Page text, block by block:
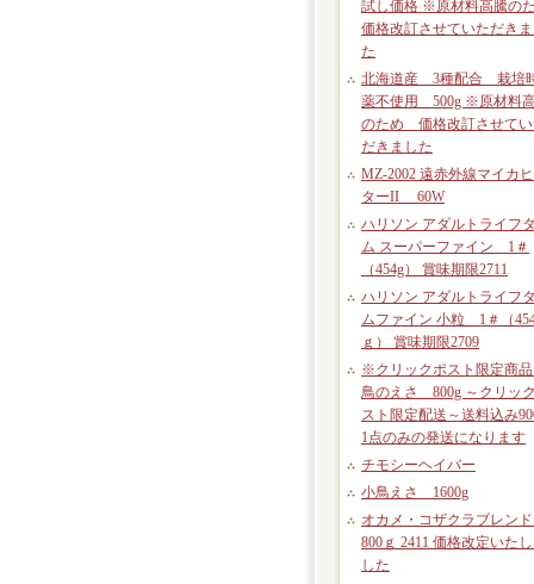
試し価格 ※原材料高騰の
価格改訂させていただきま
た
北海道産 3種配合 栽培
薬不使用 500g ※原材料
のため 価格改訂させてい
だきました
MZ-2002 遠赤外線マイカ
ターII 60W
ハリソン アダルトライフ
ム スーパーファイン 1＃
（454g） 賞味期限2711
ハリソン アダルトライフ
ムファイン 小粒 1＃（
ｇ） 賞味期限2709
※クリックポスト限定商
鳥のえさ 800g ～クリッ
スト限定配送～送料込み
1点のみの発送になります
チモシーヘイバー
小鳥えさ 1600g
オカメ・コザクラブレン
800ｇ 2411 価格改定いたし
した